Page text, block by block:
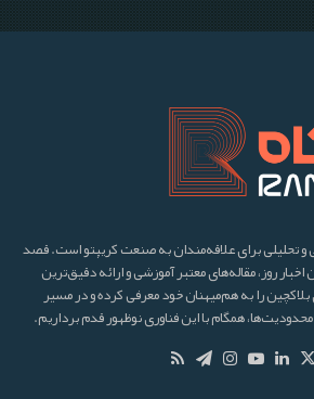
و تحلیلی برای علاقه‌مندان به صنعت کریپتو است. قصد
روز، مقاله‌های معتبر آموزشی و ارائه دقیق‌ترین
بلاکچین را به هم‌میهنان خود معرفی کرده و در مسیر
همگام با این فناوری نوظهور قدم برداریم.